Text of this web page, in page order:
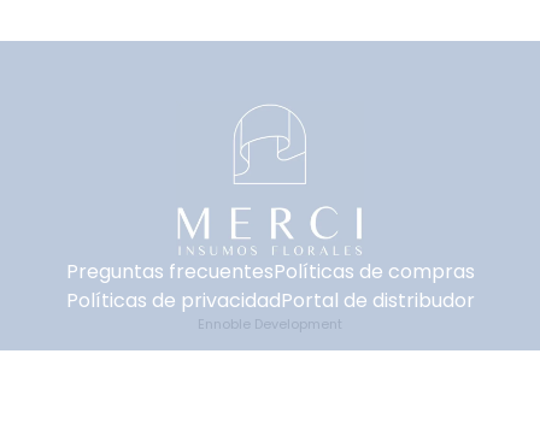
Preguntas frecuentesPolíticas de compras
Políticas de privacidadPortal de distribudor
Ennoble Development